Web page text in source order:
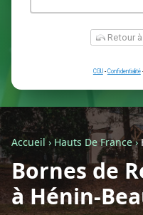
Accueil› Hauts De France›
Bornes de
à Hénin-